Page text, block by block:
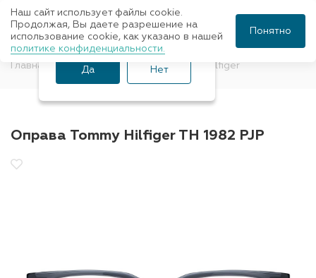
Главная Оправы для очков Tommy Hilfiger
Оправа Tommy Hilfiger TH 1982 PJP
Ваш город Санкт-
Петербург?
Да Нет
Наш сайт использует файлы cookie.
Продолжая, Вы даете разрешение на
использование cookie, как указано в нашей
политике конфиденциальности.
Понятно